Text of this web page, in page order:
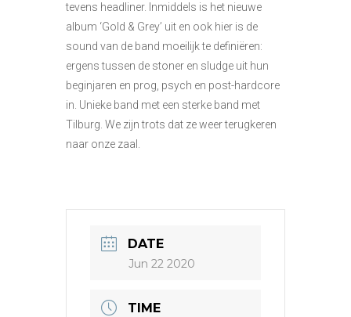
tevens headliner. Inmiddels is het nieuwe
album ‘Gold & Grey’ uit en ook hier is de
sound van de band moeilijk te definiëren:
ergens tussen de stoner en sludge uit hun
beginjaren en prog, psych en post-hardcore
in. Unieke band met een sterke band met
Tilburg. We zijn trots dat ze weer terugkeren
naar onze zaal.
DATE
Jun 22 2020
TIME